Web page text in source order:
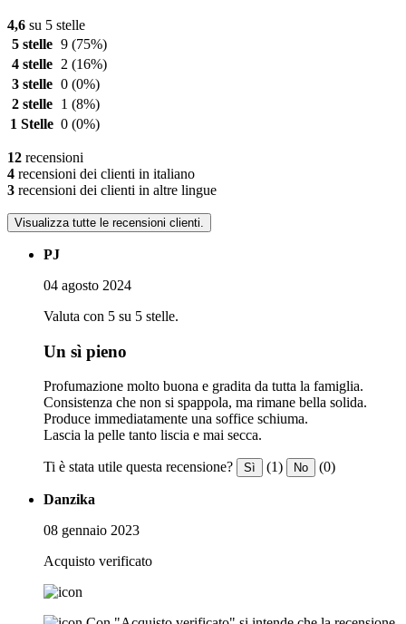
4,6 su 5 stelle
5 stelle 9 (75%)
4 stelle
2 (16%)
3 stelle 0 (0%)
2 stelle
1 (8%)
1 Stelle 0 (0%)
12 recensioni
4 recensioni dei clienti in italiano
3 recensioni dei clienti in altre lingue
Visualizza tutte le recensioni clienti.
PJ
04 agosto 2024
Valuta con 5 su 5 stelle.
Un sì pieno
Profumazione molto buona e gradita da tutta la famiglia.
Consistenza che non si spappola, ma rimane bella solida.
Produce immediatamente una soffice schiuma.
Lascia la pelle tanto liscia e mai secca.
Ti è stata utile questa recensione? Sì (1) No (0)
Danzika
08 gennaio 2023
Acquisto verificato